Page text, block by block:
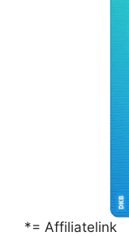
*= Affiliatelink